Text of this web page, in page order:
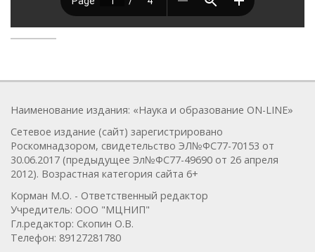
Наименование издания: «Наука и образование ON-LINE»
Сетевое издание (сайт) зарегистрировано
Роскомнадзором, свидетельство ЭЛ№ФС77-70153 от
30.06.2017 (предыдущее Эл№ФC77-49690 от 26 апреля
2012). Возрастная категория сайта 6+
Корман М.О. - Ответственный редактор
Учредитель: ООО "МЦНИП"
Гл.редактор: Скопин О.В.
Телефон: 89127281780